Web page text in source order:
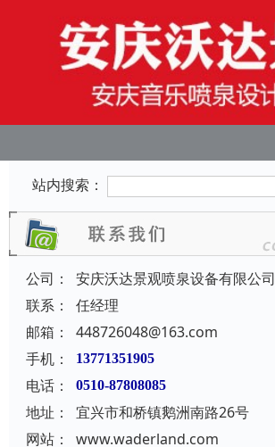
站内搜索：
公司：
安庆沃达景观喷泉设备有限公司
联系：
任经理
邮箱：
448726048@163.com
手机：
13771351905
电话： 0510-87808085
地址：
宜兴市和桥镇鹅洲南路26号
网站：
www.waderland.com